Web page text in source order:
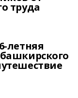
труда
летняя